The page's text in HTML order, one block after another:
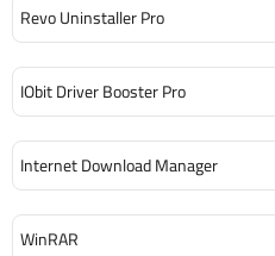
Revo Uninstaller Pro
IObit Driver Booster Pro
Internet Download Manager
WinRAR